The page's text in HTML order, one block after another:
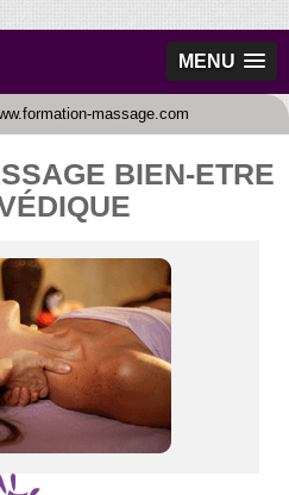
MENU
massage.com
BIEN-ETRE